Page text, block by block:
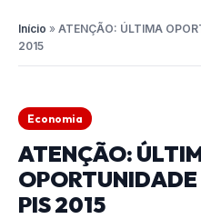
Início » ATENÇÃO: ÚLTIMA
2015
Economia
ATENÇÃO:
OPORTUNIDADE
PIS 2015